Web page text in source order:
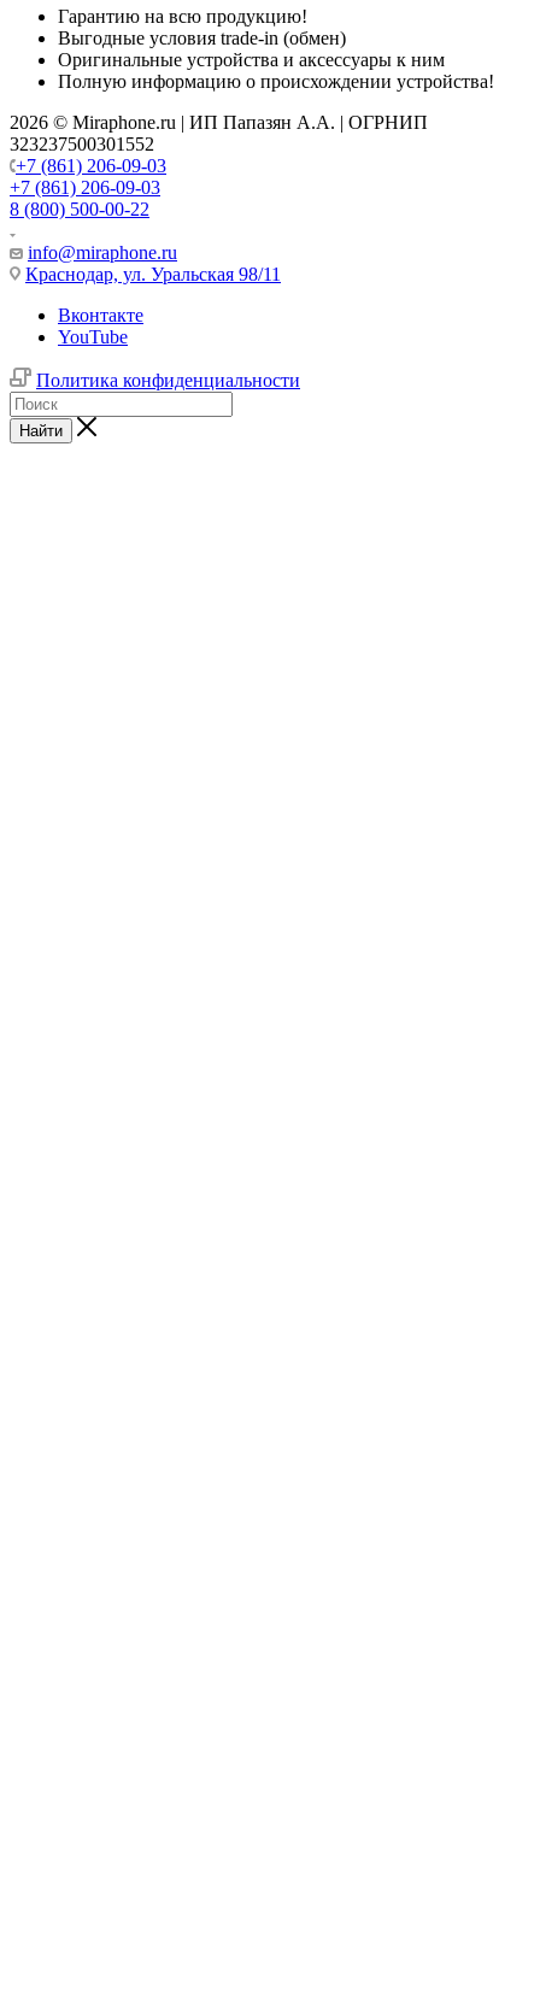
Гарантию на всю продукцию!
Выгодные условия trade-in (обмен)
Оригинальные устройства и аксессуары к ним
Полную информацию о происхождении устройства!
2026 © Miraphone.ru | ИП Папазян А.А. | ОГРНИП
323237500301552
+7 (861) 206-09-03
+7 (861) 206-09-03
8 (800) 500-00-22
info@miraphone.ru
Краснодар, ул. Уральская 98/11
Вконтакте
YouTube
Политика конфиденциальности
Найти